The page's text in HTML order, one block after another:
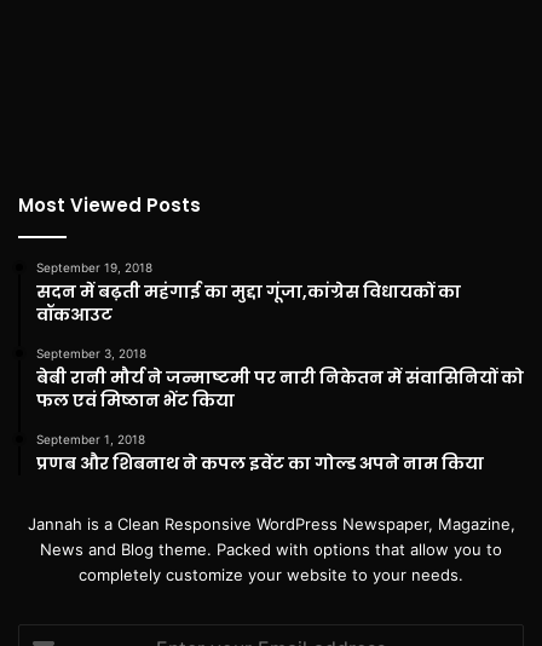
Most Viewed Posts
September 19, 2018
सदन में बढ़ती महंगाई का मुद्दा गूंजा,कांग्रेस विधायकों का
वॉकआउट
September 3, 2018
बेबी रानी मौर्य ने जन्माष्टमी पर नारी निकेतन में संवासिनियों को
फल एवं मिष्ठान भेंट किया
September 1, 2018
प्रणब और शिबनाथ ने कपल इवेंट का गोल्ड अपने नाम किया
Jannah is a Clean Responsive WordPress Newspaper, Magazine,
News and Blog theme. Packed with options that allow you to
completely customize your website to your needs.